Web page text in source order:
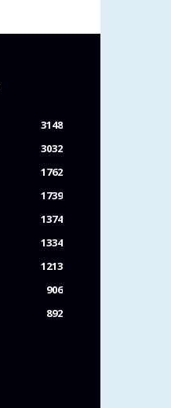
3148
3032
1762
1739
1374
1334
1213
906
892